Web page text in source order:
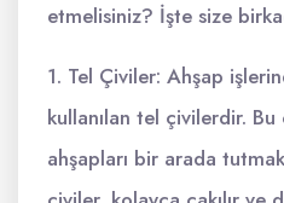
etmelisiniz? İşte size
1. Tel Çiviler: Ahşap
kullanılan tel çivilerdir.
ahşapları bir arada